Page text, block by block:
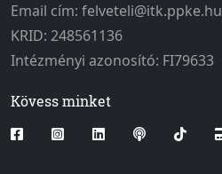
Email cím: felveteli@itk.ppke.hu
KRID: 248561136
Intézményi azonosító: FI79633
Kövess minket